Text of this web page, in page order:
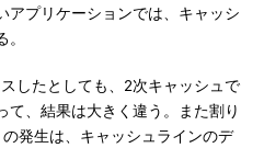
アプリケーションでは、キャッシ
したとしても、2次キャッシュで
て、結果は大きく違う。また割り
発生は、キャッシュラインのデ